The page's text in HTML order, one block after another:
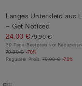
Langes Unterkleid aus
– Get Noticed
24,00 €79,90 €
30-Tage-Bestpreis vor
79,90 € -70%
Regulärer Preis: 79,90 € -70%